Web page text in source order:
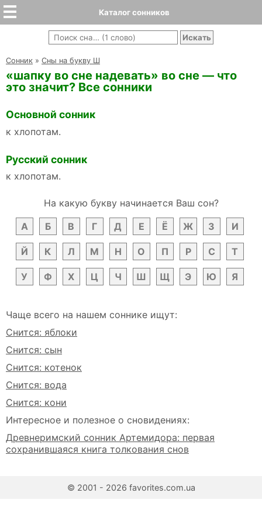
Каталог сонников
Cонник » Сны на букву Ш
«шапку во сне надевать» во сне — что
это значит? Все сонники
Основной сонник
к хлопотам.
Русский сонник
к хлопотам.
На какую букву начинается Ваш сон?
А
Б В Г Д Е Ё Ж З И
Й К Л М Н О П Р С Т
У Ф Х Ц Ч Ш Щ Э Ю Я
Чаще всего на нашем соннике ищут:
Снится: яблоки
Снится: сын
Снится: котенок
Снится: вода
Снится: кони
Интересное и полезное о сновидениях:
Древнеримский сонник Артемидора: первая
сохранившаяся книга толкования снов
© 2001 - 2026 favorites.com.ua